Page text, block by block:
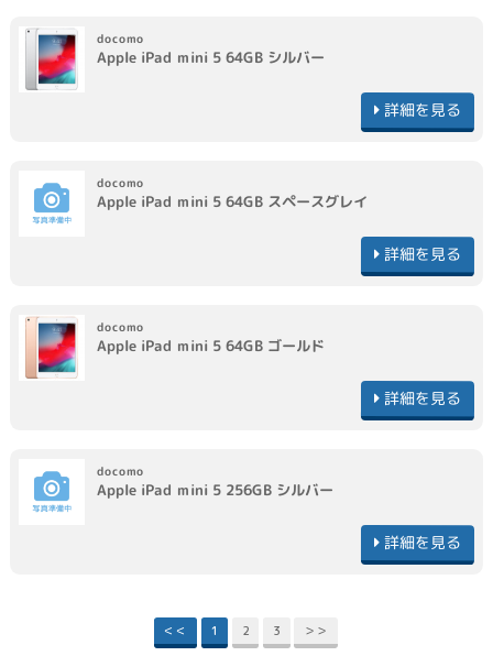
docomo
Apple iPad mini 5 64GB シルバー
詳細を見る
docomo
Apple iPad mini 5 64GB スペースグレイ
詳細を見る
docomo
Apple iPad mini 5 64GB ゴールド
詳細を見る
docomo
Apple iPad mini 5 256GB シルバー
詳細を見る
＜＜ 1 2 3 ＞＞